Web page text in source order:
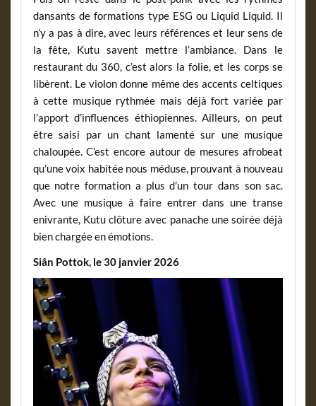
dansants de formations type ESG ou Liquid Liquid. Il
n’y a pas à dire, avec leurs références et leur sens de
la fête, Kutu savent mettre l’ambiance. Dans le
restaurant du 360, c’est alors la folie, et les corps se
libèrent. Le violon donne même des accents celtiques
à cette musique rythmée mais déjà fort variée par
l’apport d’influences éthiopiennes. Ailleurs, on peut
être saisi par un chant lamenté sur une musique
chaloupée. C’est encore autour de mesures afrobeat
qu’une voix habitée nous méduse, prouvant à nouveau
que notre formation a plus d’un tour dans son sac.
Avec une musique à faire entrer dans une transe
enivrante, Kutu clôture avec panache une soirée déjà
bien chargée en émotions.
Siân Pottok, le 30 janvier 2026